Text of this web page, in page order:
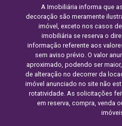
A Imobiliária informa que
decoração são meramente
imóvel, exceto nos casos
imobiliária se reserva o
informação referente aos
sem aviso prévio. O valor
aproximado, podendo ser
de alteração no decorrer da
imóvel anunciado no site não
rotatividade. As solicitações
em reserva, compra, venda